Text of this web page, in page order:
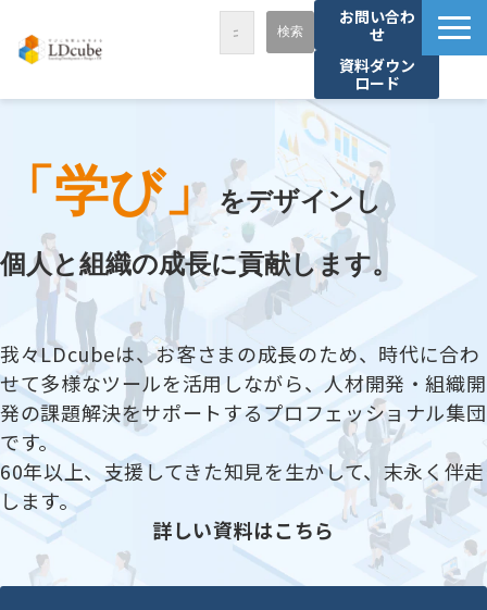
お問い合わ
せ
資料ダウン
ロード
LDcubeが選ばれる理由
サービス一覧
課題から探す
事例紹介
セミナー・講座
お役立ち情報
資料ダウンロード
パートナー募集
「学び」 をデザインし
個人と組織の成長に貢献します。
我々LDcubeは、お客さまの成長のため、時代に合わ
せて多様なツールを活用しながら、人材開発・組織開
発の課題解決をサポートするプロフェッショナル集団
です。
60年以上、支援してきた知見を生かして、末永く伴走
します。
詳しい資料はこちら